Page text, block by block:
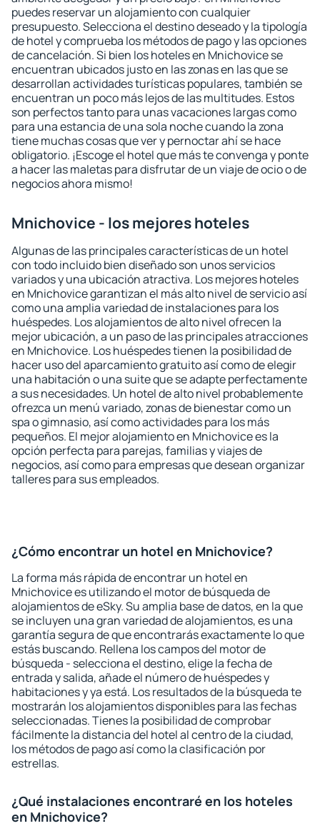
puedes reservar un alojamiento con cualquier
presupuesto. Selecciona el destino deseado y la tipología
de hotel y comprueba los métodos de pago y las opciones
de cancelación. Si bien los hoteles en Mnichovice se
encuentran ubicados justo en las zonas en las que se
desarrollan actividades turísticas populares, también se
encuentran un poco más lejos de las multitudes. Estos
son perfectos tanto para unas vacaciones largas como
para una estancia de una sola noche cuando la zona
tiene muchas cosas que ver y pernoctar ahí se hace
obligatorio. ¡Escoge el hotel que más te convenga y ponte
a hacer las maletas para disfrutar de un viaje de ocio o de
negocios ahora mismo!
Mnichovice - los mejores hoteles
Algunas de las principales características de un hotel
con todo incluido bien diseñado son unos servicios
variados y una ubicación atractiva. Los mejores hoteles
en Mnichovice garantizan el más alto nivel de servicio así
como una amplia variedad de instalaciones para los
huéspedes. Los alojamientos de alto nivel ofrecen la
mejor ubicación, a un paso de las principales atracciones
en Mnichovice. Los huéspedes tienen la posibilidad de
hacer uso del aparcamiento gratuito así como de elegir
una habitación o una suite que se adapte perfectamente
a sus necesidades. Un hotel de alto nivel probablemente
ofrezca un menú variado, zonas de bienestar como un
spa o gimnasio, así como actividades para los más
pequeños. El mejor alojamiento en Mnichovice es la
opción perfecta para parejas, familias y viajes de
negocios, así como para empresas que desean organizar
talleres para sus empleados.
¿Cómo encontrar un hotel en Mnichovice?
La forma más rápida de encontrar un hotel en
Mnichovice es utilizando el motor de búsqueda de
alojamientos de eSky. Su amplia base de datos, en la que
se incluyen una gran variedad de alojamientos, es una
garantía segura de que encontrarás exactamente lo que
estás buscando. Rellena los campos del motor de
búsqueda - selecciona el destino, elige la fecha de
entrada y salida, añade el número de huéspedes y
habitaciones y ya está. Los resultados de la búsqueda te
mostrarán los alojamientos disponibles para las fechas
seleccionadas. Tienes la posibilidad de comprobar
fácilmente la distancia del hotel al centro de la ciudad,
los métodos de pago así como la clasificación por
estrellas.
¿Qué instalaciones encontraré en los hoteles
en Mnichovice?